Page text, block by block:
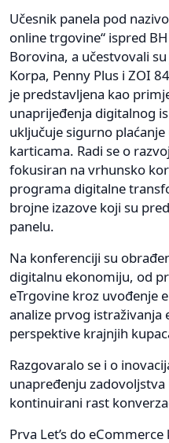
Učesnik panela pod
online trgovine“ ispred
Borovina, a učestvovali
Korpa, Penny Plus i ZOI
je predstavljena kao
unaprijeđenja digitalnog
uključuje sigurno
karticama. Radi se o
fokusiran na vrhunsko
programa digitalne
brojne izazove koji su
panelu.
Na konferenciji su
digitalnu ekonomiju, od
eTrgovine kroz uvođenje
analize prvog istraživanja
perspektive krajnjih
Razgovaralo se i o
unapređenju zadovoljstva
kontinuirani rast
Prva Let’s do